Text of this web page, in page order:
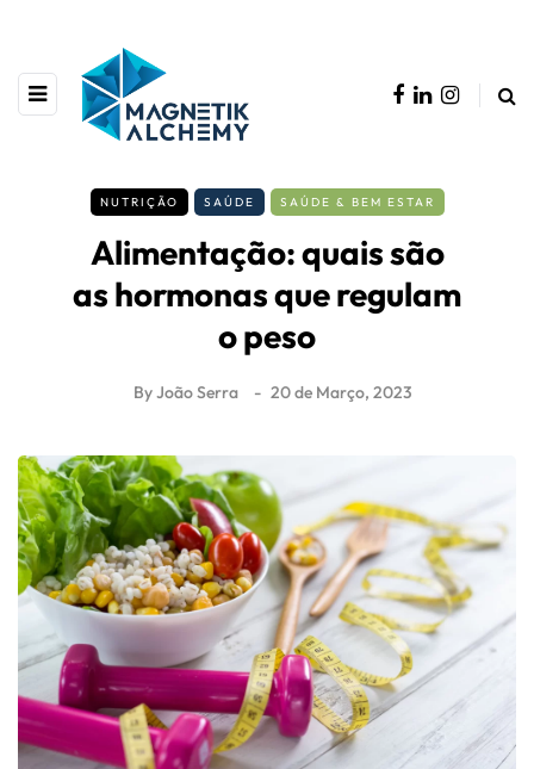
NUTRIÇÃO SAÚDE SAÚDE & BEM ESTAR
Alimentação: quais são
as hormonas que regulam
o peso
ByJoão Serra 20 de Março, 2023